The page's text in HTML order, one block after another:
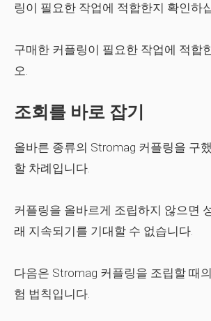
링이 필요한 작업에 적합한지 확인하
구매한 커플링이 필요한 작업에 적합
오.
조회를 바로 잡기
올바른 종류의 Stromag 커플링을 구
할 차례입니다.
커플링을 올바르게 조립하지 않으면
래 지속되기를 기대할 수 없습니다.
다음은 Stromag 커플링을 조립할 때
험 법칙입니다.